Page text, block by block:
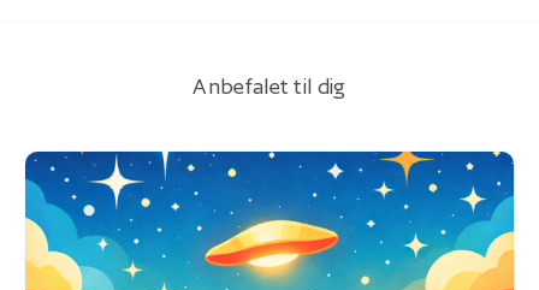
Anbefalet til dig